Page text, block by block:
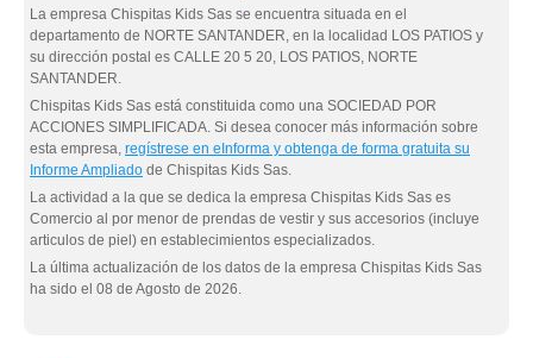
La empresa Chispitas Kids Sas se encuentra situada en el
departamento de NORTE SANTANDER, en la localidad LOS PATIOS y
su dirección postal es CALLE 20 5 20, LOS PATIOS, NORTE
SANTANDER.
Chispitas Kids Sas está constituida como una SOCIEDAD POR
ACCIONES SIMPLIFICADA. Si desea conocer más información sobre
esta empresa, regístrese en eInforma y obtenga de forma gratuita su
Informe Ampliado de Chispitas Kids Sas.
La actividad a la que se dedica la empresa Chispitas Kids Sas es
Comercio al por menor de prendas de vestir y sus accesorios (incluye
articulos de piel) en establecimientos especializados.
La última actualización de los datos de la empresa Chispitas Kids Sas
ha sido el 08 de Agosto de 2026.